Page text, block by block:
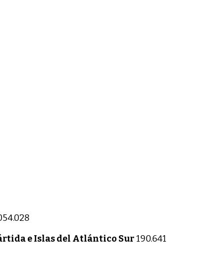
e Islas del Atlántico Sur190.641